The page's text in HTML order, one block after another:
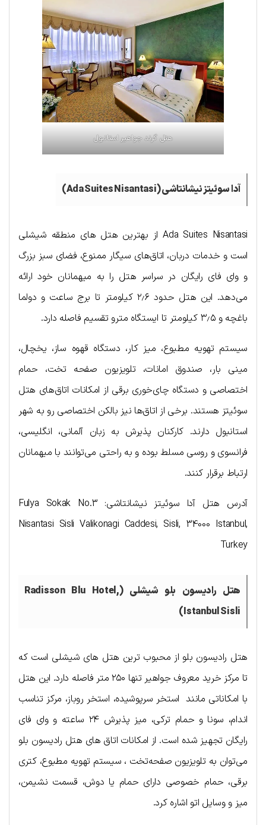
هتل گرند جواهیر استانبول
آدا سوئیتز نیشانتاشی (Ada Suites Nisantasi)
Ada Suites Nisantasi از بهترین هتل های منطقه شیشلی
است و خدمات دربان، اتاق‌های سیگار ممنوع، فضای سبز بزرگ
و وای فای رایگان در سراسر هتل را به میهمانان خود ارائه
می‌دهد. این هتل حدود ۲٫۶ کیلومتر تا برج ساعت و دولما
باغچه و ۳٫۵ کیلومتر تا ایستگاه مترو تقسیم فاصله دارد.
سیستم تهویه مطبوع، میز کار، دستگاه قهوه ساز، یخچال،
مینی بار، صندوق امانات، تلویزیون صفحه تخت، حمام
اختصاصی و دستگاه چای‌خوری برقی از امکانات اتاق‌های هتل
سوئیتز هستند. برخی از اتاق‌ها نیز بالکن اختصاصی رو به شهر
استانبول دارند. کارکنان پذیرش به زبان آلمانی، انگلیسی،
فرانسوی و روسی مسلط بوده و به راحتی می‌توانند با میهمانان
ارتباط برقرار کنند.
آدرس هتل آدا سوئیتز نیشانتاشی: Fulya Sokak No.3
Nisantasi Sisli Valikonagi Caddesi, Sisli, 34000 Istanbul,
Turkey
هتل رادیسون بلو شیشلی (Radisson Blu Hotel,
Istanbul Sisli)
هتل رادیسون بلو از محبوب ترین هتل های شیشلی است که
تا مرکز خرید معروف جواهیر تنها ۲۵۰ متر فاصله دارد. این هتل
با امکاناتی مانند استخر سرپوشیده، استخر روباز، مرکز تناسب
اندام، سونا و حمام ترکی، میز پذیرش ۲۴ ساعته و وای فای
رایگان تجهیز شده است. از امکانات اتاق های هتل رادیسون بلو
می‌توان به تلویزیون صفحه‌تخت ، سیستم تهویه مطبوع، کتری
برقی، حمام خصوصی دارای حمام یا دوش، قسمت نشیمن،
میز و وسایل اتو اشاره کرد.